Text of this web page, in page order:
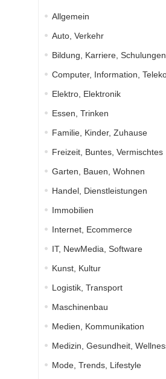
Allgemein
Auto, Verkehr
Bildung, Karriere, Schulungen
Computer, Information,
Elektro, Elektronik
Essen, Trinken
Familie, Kinder, Zuhause
Freizeit, Buntes, Vermischtes
Garten, Bauen, Wohnen
Handel, Dienstleistungen
Immobilien
Internet, Ecommerce
IT, NewMedia, Software
Kunst, Kultur
Logistik, Transport
Maschinenbau
Medien, Kommunikation
Medizin, Gesundheit,
Mode, Trends, Lifestyle